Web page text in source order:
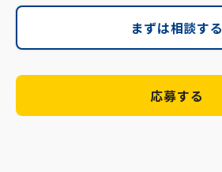
まずは相談する
応募する